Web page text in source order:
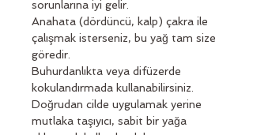
sorunlarına iyi gelir.
Anahata (dördüncü, kalp) çakra ile
çalışmak isterseniz, bu yağ tam size
göredir.
Buhurdanlıkta veya difüzerde
kokulandırmada kullanabilirsiniz.
Doğrudan cilde uygulamak yerine
mutlaka taşıyıcı, sabit bir yağa